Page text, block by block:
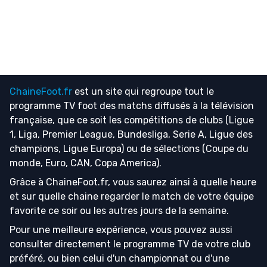
ChaineFoot.fr est un site qui regroupe tout le
programme TV foot des matchs diffusés à la télévision
française, que ce soit les compétitions de clubs (Ligue
1, Liga, Premier League, Bundesliga, Serie A, Ligue des
champions, Ligue Europa) ou de sélections (Coupe du
monde, Euro, CAN, Copa America).
Grâce à ChaineFoot.fr, vous saurez ainsi à quelle heure
et sur quelle chaine regarder le match de votre équipe
favorite ce soir ou les autres jours de la semaine.
Pour une meilleure expérience, vous pouvez aussi
consulter directement le programme TV de votre club
préféré, ou bien celui d'un championnat ou d'une